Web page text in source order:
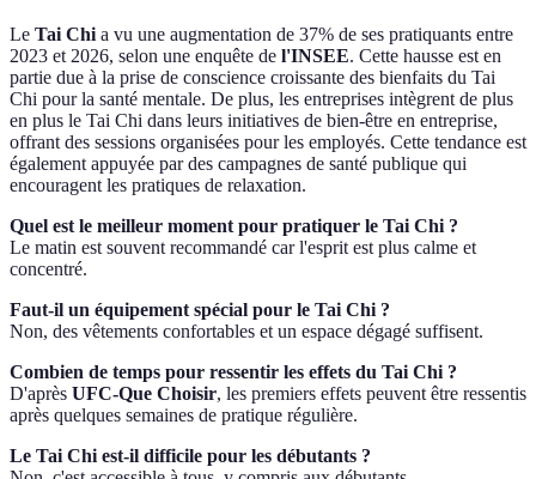
Le Tai Chi a vu une augmentation de 37% de ses pratiquants entre
2023 et 2026, selon une enquête de l'INSEE. Cette hausse est en
partie due à la prise de conscience croissante des bienfaits du Tai
Chi pour la santé mentale. De plus, les entreprises intègrent de plus
en plus le Tai Chi dans leurs initiatives de bien-être en entreprise,
offrant des sessions organisées pour les employés. Cette tendance est
également appuyée par des campagnes de santé publique qui
encouragent les pratiques de relaxation.
Quel est le meilleur moment pour pratiquer le Tai Chi ?
Le matin est souvent recommandé car l'esprit est plus calme et
concentré.
Faut-il un équipement spécial pour le Tai Chi ?
Non, des vêtements confortables et un espace dégagé suffisent.
Combien de temps pour ressentir les effets du Tai Chi ?
D'après UFC-Que Choisir, les premiers effets peuvent être ressentis
après quelques semaines de pratique régulière.
Le Tai Chi est-il difficile pour les débutants ?